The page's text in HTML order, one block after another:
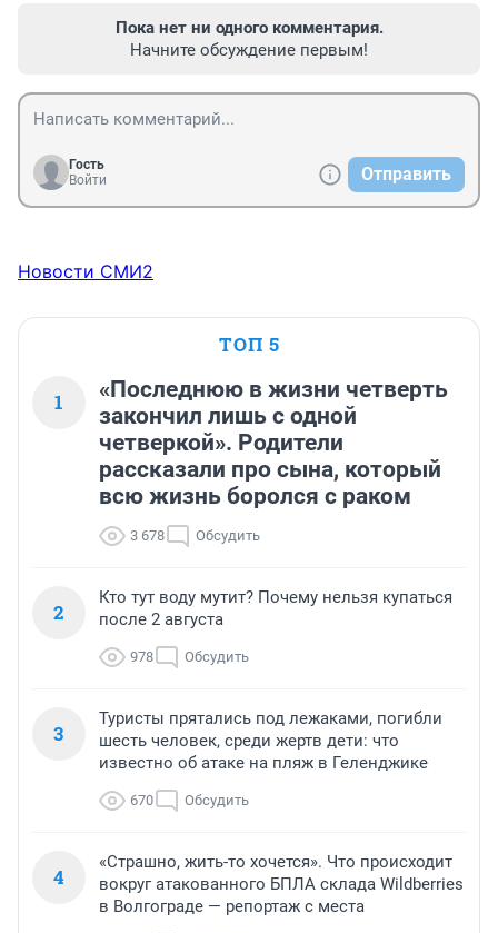
Пока нет ни одного комментария.
Начните обсуждение первым!
Гость
Войти
Отправить
Новости СМИ2
ТОП 5
1
«Последнюю в жизни четверть
закончил лишь с одной
четверкой». Родители
рассказали про сына, который
всю жизнь боролся с раком
3 678 Обсудить
2
Кто тут воду мутит? Почему нельзя купаться
после 2 августа
978 Обсудить
3
Туристы прятались под лежаками, погибли
шесть человек, среди жертв дети: что
известно об атаке на пляж в Геленджике
670 Обсудить
4
«Страшно, жить-то хочется». Что происходит
вокруг атакованного БПЛА склада Wildberries
в Волгограде — репортаж с места